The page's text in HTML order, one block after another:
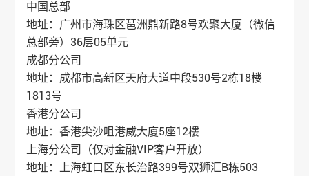
中国总部
地址：广州市海珠区琶洲鼎新路8号欢聚大厦（微信
总部旁）36层05单元
成都分公司
地址：成都市高新区天府大道中段530号2栋18楼
1813号
香港分公司
地址：香港尖沙咀港威大廈5座12樓
上海分公司（仅对金融VIP客户开放）
地址：上海虹口区东长治路399号双狮汇B栋503